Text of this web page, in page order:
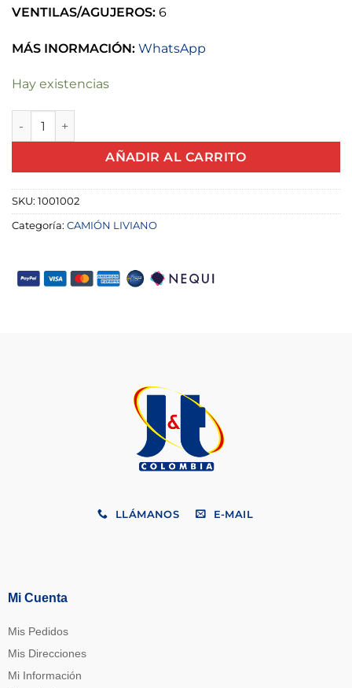
VENTILAS/AGUJEROS: 6
MÁS INORMACIÓN: WhatsApp
Hay existencias
RIN NPR 6X17.5 cantidad
AÑADIR AL CARRITO
SKU: 1001002
Categoría: CAMIÓN LIVIANO
LLÁMANOS E-MAIL
Mi Cuenta
Mis Pedidos
Mis Direcciones
Mi Información